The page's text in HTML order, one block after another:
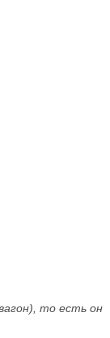
то есть он